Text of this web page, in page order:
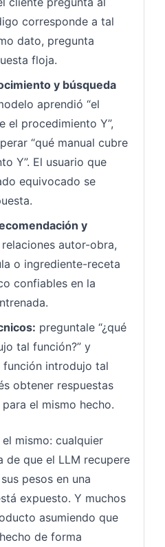
corresponde a tal
dato, pregunta
floja.
y búsqueda
aprendió “el
el procedimiento Y”,
“qué manual cubre
Y”. El usuario que
equivocado se
y
relaciones autor-obra,
o ingrediente-receta
confiables en la
preguntale “¿qué
tal función?” y
función introdujo tal
obtener respuestas
el mismo hecho.
mismo: cualquier
de que el LLM recupere
pesos en una
expuesto. Y muchos
asumiendo que
de forma